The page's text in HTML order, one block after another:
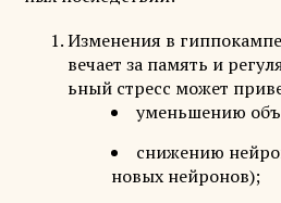
Изменения в
вечает за память и
ьный стресс может
уменьшению
снижению
новых нейронов);